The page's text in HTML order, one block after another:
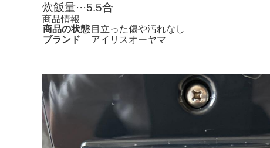
炊飯量···5.5合
商品情報
商品の状態 目立った傷や汚れなし
ブランド
アイリスオーヤマ